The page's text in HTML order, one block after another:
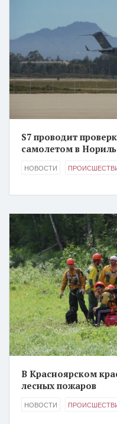
S7 проводит
самолетом в
НОВОСТИ
В Красноярском
лесных пожаров
НОВОСТИ